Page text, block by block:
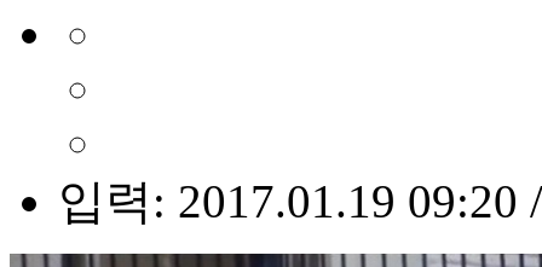
입력: 2017.01.19 09:20